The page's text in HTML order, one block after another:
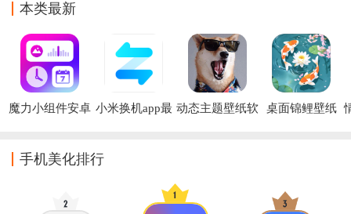
本类最新
魔力小组件安卓 小米换机app最 动态主题壁纸软
桌面锦鲤壁纸
手机美化排行